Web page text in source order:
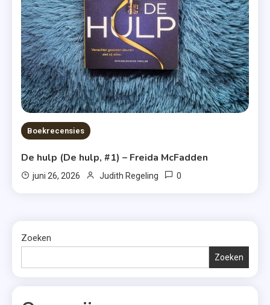
Boekrecensies
De hulp (De hulp, #1) – Freida McFadden
juni 26, 2026 Judith Regeling 0
Zoeken
Zoeken